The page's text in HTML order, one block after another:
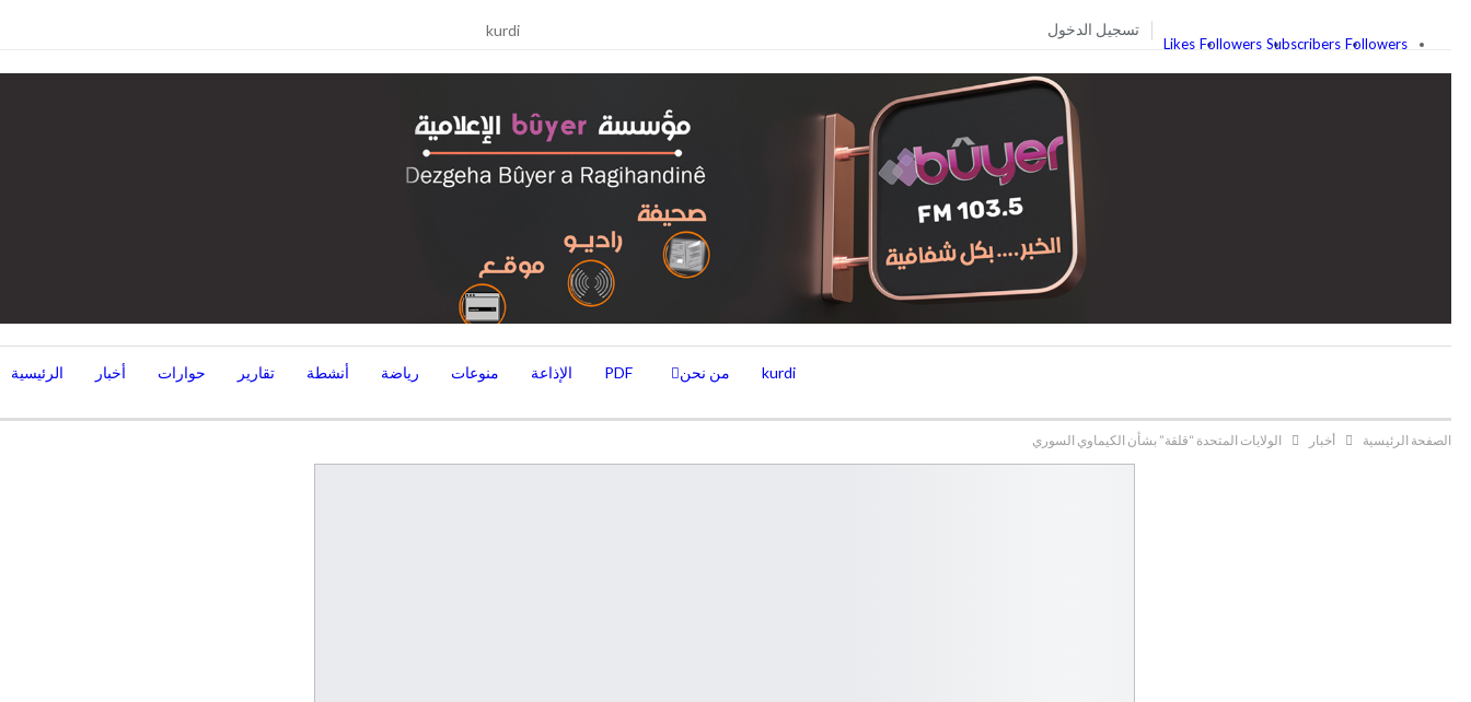
Likes Followers Subscribers Followers
تسجيل الدخول kurdi
الرئيسية أخبار حوارات تقارير أنشطة رياضة منوعات الإذاعة PDF من نحن kurdi
الصفحة الرئيسية أخبار الولايات المتحدة “قلقة” بشأن الكيماوي السوري